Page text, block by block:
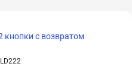
кнопки с возвратом